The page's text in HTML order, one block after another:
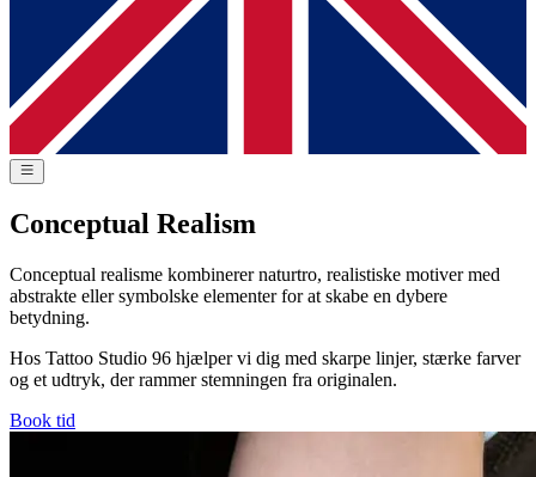
Conceptual Realism
Conceptual realisme kombinerer naturtro, realistiske motiver med
abstrakte eller symbolske elementer for at skabe en dybere
betydning.
Hos Tattoo Studio 96 hjælper vi dig med skarpe linjer, stærke farver
og et udtryk, der rammer stemningen fra originalen.
Book tid